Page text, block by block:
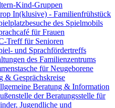
Kind-Gruppen
In(klusive) - Familienfrühstück
des Spielmobils
für Frauen
Treff für Senioren
und Sprachfördertreffs
des Familienzentrums
für Neugeborene
& Gesprächskreise
Beratung & Information
der Beratungsstelle für
Jugendliche und